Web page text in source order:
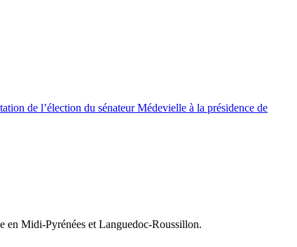
de l’élection du sénateur Médevielle à la présidence de
en Midi-Pyrénées et Languedoc-Roussillon.